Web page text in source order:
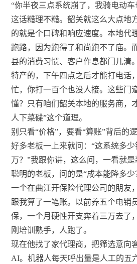
“你半夜三点系统崩了，我骑电动
这话糙理不糙。韶关就这么大点地
的就是个口碑和响应速度。本地代
跑路，因为跑得了和尚跑不了庙。
县的消费习惯、客户作息都门儿清
特产的，下午四点之后才能打电话
忙，你打一百个也没人接。这些门
懂？只有咱们韶关本地的服务商，
人下菜碟”这个道理。
别只看“价格”，要看“算账”背后的
好多老板一上来就问：“这系统多
万？”我跟你讲，这么问，一看就是
聪明的老板，问的是“成本能降多
一个在曲江开保险代理公司的朋友
跟我算了一笔账。以前养五个电销
保，一个月硬性开支奔着三万去了
刚培训熟手，人跑了。
现在他找了家代理商，把筛选意向
AI。机器人每天呼出量是人工的五